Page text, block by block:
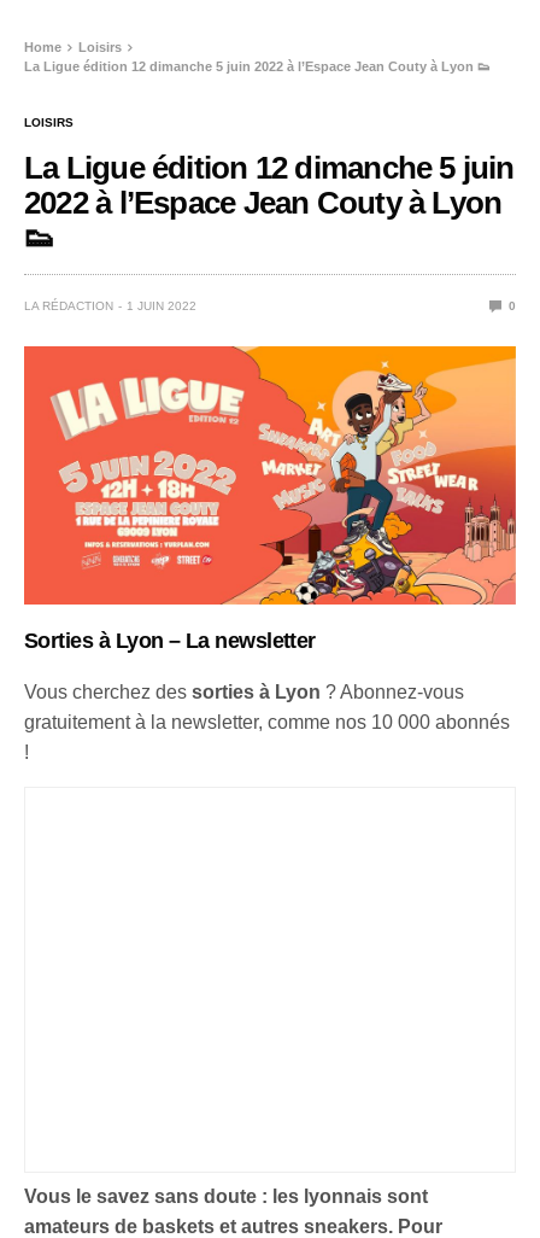
Home
Loisirs
La Ligue édition 12 dimanche 5 juin 2022 à l’Espace Jean Couty à Lyon 👟
LOISIRS
La Ligue édition 12 dimanche 5 juin
2022 à l’Espace Jean Couty à Lyon
👟
LA RÉDACTION 1 JUIN 2022 0
Sorties à Lyon – La newsletter
Vous cherchez dessorties à Lyon ? Abonnez-vous
gratuitement à la newsletter, comme nos 10 000 abonnés
!
Vous le savez sans doute : les lyonnais sont
amateurs de baskets et autres sneakers. Pour